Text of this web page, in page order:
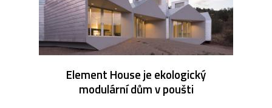
Element House je ekologický
modulární dům v poušti